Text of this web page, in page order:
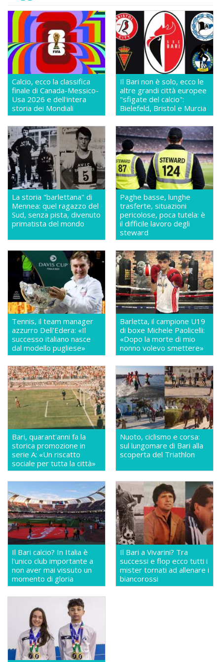
Calcio, ecco la classifica
finale di Canada-Messico-
Usa 2026 e dell'intera
storia dei Mondiali
Il Bari non è solo, ecco le
altre grandi città europee
"sfigate del calcio":
Bielefeld, Bristol e Murcia
La storia "barlettana" di
Mennea: quel ragazzo del
Sud, senza pista, divenuto
primatista del mondo
Paghe basse, lunghe
trasferte, situazioni
pericolose, poca tutela: è
il difficile lavoro degli
steward
Tennis, il team manager
azzurro Dell'Edera: «Il
successo italiano nasce
dal modello pugliese»
Barletta, il campione U19
di boxe Michele Paolicelli:
«Dopo la morte di mio
nonno volevo smettere»
Bari, quarant'anni fa la
storica promozione in
serie A: «Un riscatto
sociale per tutta la città»
Nuoto, ciclismo e corsa:
sul lungomare di Bari alla
scoperta del Triathlon
Il Bari calcio? In Italia è
l'unico club importante a
non aver mai vissuto un
momento di gloria
Il Bari a Vivarini? Tra
successi e flop ecco tutti i
mister tornati ad allenare i
biancorossi